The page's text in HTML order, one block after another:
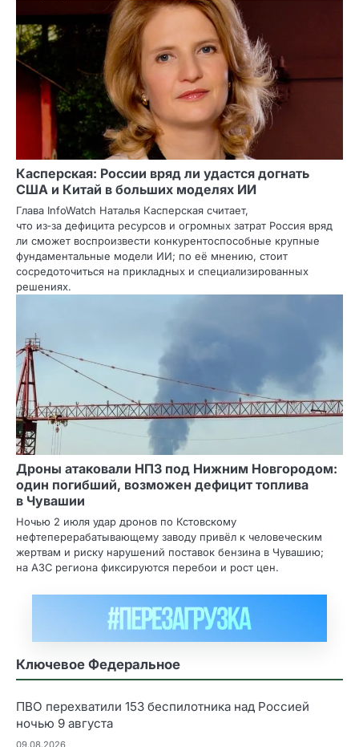
Касперская: России вряд ли удастся догнать
США и Китай в больших моделях ИИ
Глава InfoWatch Наталья Касперская считает,
что из‑за дефицита ресурсов и огромных затрат Россия вряд
ли сможет воспроизвести конкурентоспособные крупные
фундаментальные модели ИИ; по её мнению, стоит
сосредоточиться на прикладных и специализированных
решениях.
Дроны атаковали НПЗ под Нижним Новгородом:
один погибший, возможен дефицит топлива
в Чувашии
Ночью 2 июля удар дронов по Кстовскому
нефтеперерабатывающему заводу привёл к человеческим
жертвам и риску нарушений поставок бензина в Чувашию;
на АЗС региона фиксируются перебои и рост цен.
Ключевое Федеральное
ПВО перехватили 153 беспилотника над Россией
ночью 9 августа
09.08.2026